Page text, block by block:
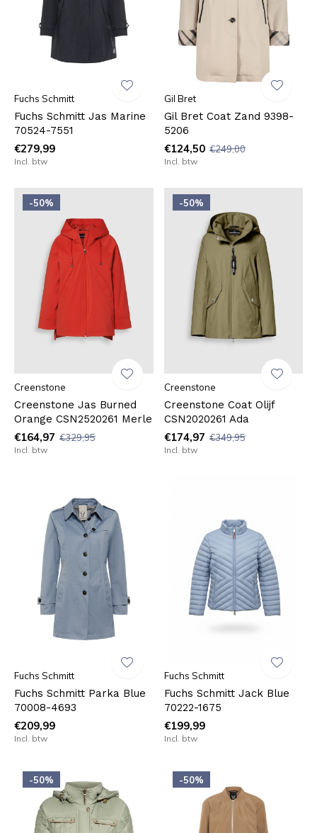
Fuchs Schmitt
Fuchs Schmitt Jas Marine
70524-7551
€279,99
Incl. btw
Gil Bret
Gil Bret Coat Zand 9398-
5206
€124,50 €249,00
Incl. btw
-50%
Creenstone
Creenstone Jas Burned
Orange CSN2520261 Merle
€164,97 €329,95
Incl. btw
-50%
Creenstone
Creenstone Coat Olijf
CSN2020261 Ada
€174,97 €349,95
Incl. btw
Fuchs Schmitt
Fuchs Schmitt Parka Blue
70008-4693
€209,99
Incl. btw
Fuchs Schmitt
Fuchs Schmitt Jack Blue
70222-1675
€199,99
Incl. btw
-50% -50%